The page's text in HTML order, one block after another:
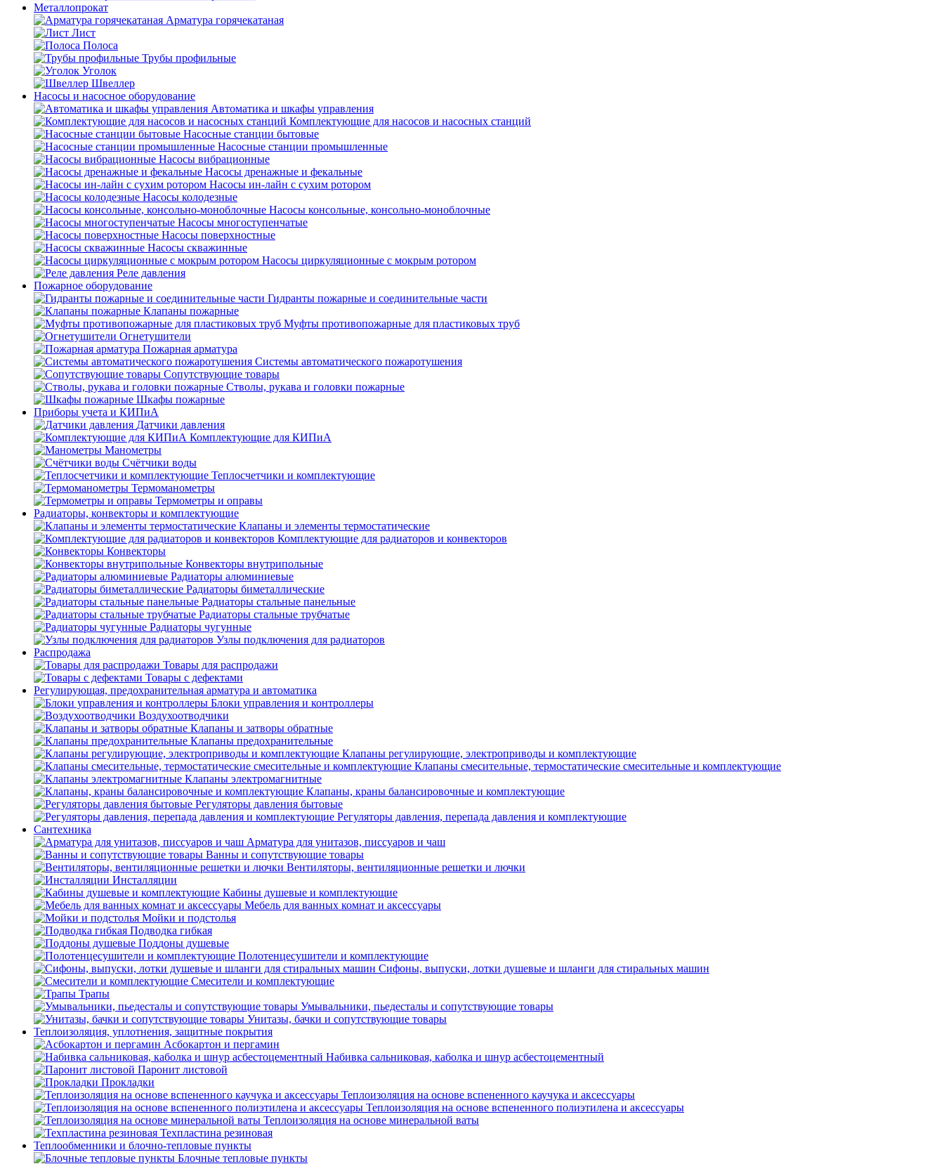
Металлопрокат
Арматура горячекатаная
Лист
Полоса
Трубы профильные
Уголок
Швеллер
Насосы и насосное оборудование
Автоматика и шкафы управления
Комплектующие для насосов и насосных станций
Насосные станции бытовые
Насосные станции промышленные
Насосы вибрационные
Насосы дренажные и фекальные
Насосы ин-лайн с сухим ротором
Насосы колодезные
Насосы консольные, консольно-моноблочные
Насосы многоступенчатые
Насосы поверхностные
Насосы скважинные
Насосы циркуляционные с мокрым ротором
Реле давления
Пожарное оборудование
Гидранты пожарные и соединительные части
Клапаны пожарные
Муфты противопожарные для пластиковых труб
Огнетушители
Пожарная арматура
Системы автоматического пожаротушения
Сопутствующие товары
Стволы, рукава и головки пожарные
Шкафы пожарные
Приборы учета и КИПиА
Датчики давления
Комплектующие для КИПиА
Манометры
Счётчики воды
Теплосчетчики и комплектующие
Термоманометры
Термометры и оправы
Радиаторы, конвекторы и комплектующие
Клапаны и элементы термостатические
Комплектующие для радиаторов и конвекторов
Конвекторы
Конвекторы внутрипольные
Радиаторы алюминиевые
Радиаторы биметаллические
Радиаторы стальные панельные
Радиаторы стальные трубчатые
Радиаторы чугунные
Узлы подключения для радиаторов
Распродажа
Товары для распродажи
Товары с дефектами
Регулирующая, предохранительная арматура и автоматика
Блоки управления и контроллеры
Воздухоотводчики
Клапаны и затворы обратные
Клапаны предохранительные
Клапаны регулирующие, электроприводы и комплектующие
Клапаны смесительные, термостатические смесительные и комплектующие
Клапаны электромагнитные
Клапаны, краны балансировочные и комплектующие
Регуляторы давления бытовые
Регуляторы давления, перепада давления и комплектующие
Сантехника
Арматура для унитазов, писсуаров и чаш
Ванны и сопутствующие товары
Вентиляторы, вентиляционные решетки и лючки
Инсталляции
Кабины душевые и комплектующие
Мебель для ванных комнат и аксессуары
Мойки и подстолья
Подводка гибкая
Поддоны душевые
Полотенцесушители и комплектующие
Сифоны, выпуски, лотки душевые и шланги для стиральных машин
Смесители и комплектующие
Трапы
Умывальники, пьедесталы и сопутствующие товары
Унитазы, бачки и сопутствующие товары
Теплоизоляция, уплотнения, защитные покрытия
Асбокартон и пергамин
Набивка сальниковая, каболка и шнур асбестоцементный
Паронит листовой
Прокладки
Теплоизоляция на основе вспененного каучука и аксессуары
Теплоизоляция на основе вспененного полиэтилена и аксессуары
Теплоизоляция на основе минеральной ваты
Техпластина резиновая
Теплообменники и блочно-тепловые пункты
Блочные тепловые пункты